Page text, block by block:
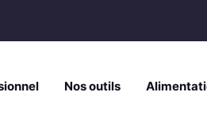
Nos outils